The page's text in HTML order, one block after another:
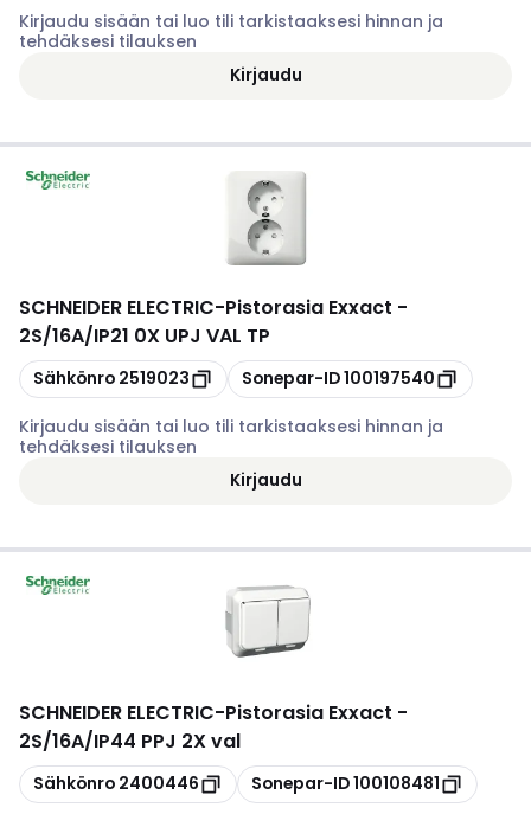
Kirjaudu sisään tai luo tili tarkistaaksesi hinnan ja
tehdäksesi tilauksen
Kirjaudu
SCHNEIDER ELECTRIC-Pistorasia Exxact -
2S/16A/IP21 0X UPJ VAL TP
Kopioi
Sähkönro 2519023 Kopioi
Sonepar-ID100197540
Kirjaudu sisään tai luo tili tarkistaaksesi hinnan ja
tehdäksesi tilauksen
Kirjaudu
SCHNEIDER ELECTRIC-Pistorasia Exxact -
2S/16A/IP44 PPJ 2X val
Kopioi
Sähkönro 2400446 Kopioi
Sonepar-ID100108481